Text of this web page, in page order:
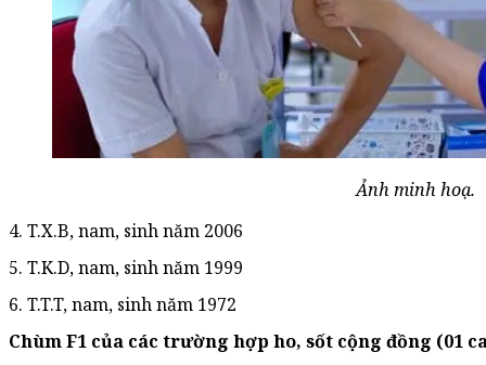
Ảnh minh hoạ.
4. T.X.B, nam, sinh năm 2006
5. T.K.D, nam, sinh năm 1999
6. T.T.T, nam, sinh năm 1972
Chùm F1 của các trường hợp ho, sốt cộng đồng (01